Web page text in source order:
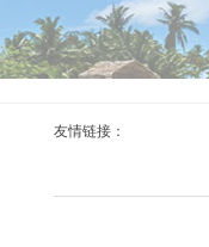
友情链接：